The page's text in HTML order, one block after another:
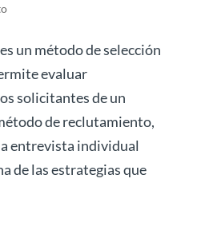
un método de selección
evaluar
solicitantes de un
de reclutamiento,
entrevista individual
de las estrategias que